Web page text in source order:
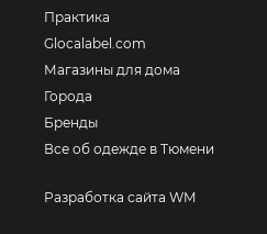
Практика
Glocalabel.com
Магазины для дома
Города
Бренды
Все об одежде в Тюмени
Разработка сайта WM